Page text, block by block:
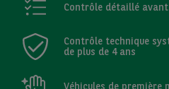
Contrôle détaillé
Contrôle technique
de plus de 4 ans
Véhicules de première